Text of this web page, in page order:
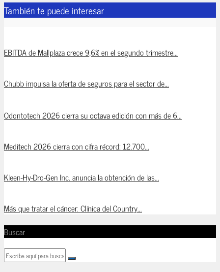
También te puede interesar
EBITDA de Mallplaza crece 9,6% en el segundo trimestre...
Chubb impulsa la oferta de seguros para el sector de...
Odontotech 2026 cierra su octava edición con más de 6...
Meditech 2026 cierra con cifra récord: 12.700...
Kleen-Hy-Dro-Gen Inc. anuncia la obtención de las...
Más que tratar el cáncer: Clínica del Country...
Buscar